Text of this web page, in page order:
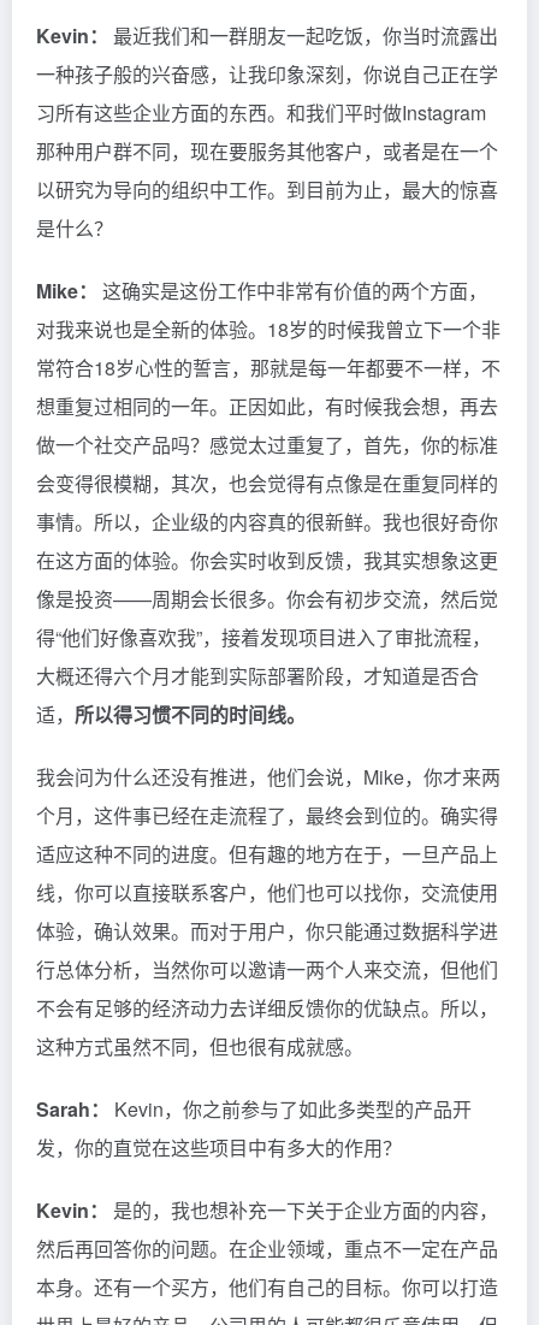
Kevin：
最近我们和一群朋友一起吃饭，你当时流露出
一种孩子般的兴奋感，让我印象深刻，你说自己正在学
习所有这些企业方面的东西。和我们平时做Instagram
那种用户群不同，现在要服务其他客户，或者是在一个
以研究为导向的组织中工作。到目前为止，最大的惊喜
是什么？
Mike：
这确实是这份工作中非常有价值的两个方面，
对我来说也是全新的体验。18岁的时候我曾立下一个非
常符合18岁心性的誓言，那就是每一年都要不一样，不
想重复过相同的一年。正因如此，有时候我会想，再去
做一个社交产品吗？感觉太过重复了，首先，你的标准
会变得很模糊，其次，也会觉得有点像是在重复同样的
事情。所以，企业级的内容真的很新鲜。我也很好奇你
在这方面的体验。你会实时收到反馈，我其实想象这更
像是投资——周期会长很多。你会有初步交流，然后觉
得“他们好像喜欢我”，接着发现项目进入了审批流程，
大概还得六个月才能到实际部署阶段，才知道是否合
适， 所以得习惯不同的时间线。
我会问为什么还没有推进，他们会说，Mike，你才来两
个月，这件事已经在走流程了，最终会到位的。确实得
适应这种不同的进度。但有趣的地方在于，一旦产品上
线，你可以直接联系客户，他们也可以找你，交流使用
体验，确认效果。而对于用户，你只能通过数据科学进
行总体分析，当然你可以邀请一两个人来交流，但他们
不会有足够的经济动力去详细反馈你的优缺点。所以，
这种方式虽然不同，但也很有成就感。
Sarah：
Kevin，你之前参与了如此多类型的产品开
发，你的直觉在这些项目中有多大的作用？
Kevin：
是的，我也想补充一下关于企业方面的内容，
然后再回答你的问题。在企业领域，重点不一定在产品
本身。还有一个买方，他们有自己的目标。你可以打造